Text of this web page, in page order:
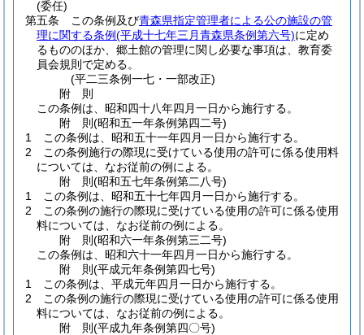
(委任)
第五条
この条例及び青森県指定管理者による公の施設の管
理に関する条例(平成十七年三月青森県条例第六号)に定め
るもののほか、郷土館の管理に関し必要な事項は、教育委
員会規則で定める。
(平二三条例一七・一部改正)
附 則
この条例は、昭和四十八年四月一日から施行する。
附 則(昭和五一年条例第四二号)
1
この条例は、昭和五十一年四月一日から施行する。
2
この条例施行の際現に受けている使用の許可に係る使用料
については、なお従前の例による。
附 則(昭和五七年条例第二八号)
1
この条例は、昭和五十七年四月一日から施行する。
2
この条例の施行の際現に受けている使用の許可に係る使用
料については、なお従前の例による。
附 則(昭和六一年条例第三二号)
この条例は、昭和六十一年四月一日から施行する。
附 則(平成元年条例第四七号)
1
この条例は、平成元年四月一日から施行する。
2
この条例の施行の際現に受けている使用の許可に係る使用
料については、なお従前の例による。
附 則(平成九年条例第四〇号)